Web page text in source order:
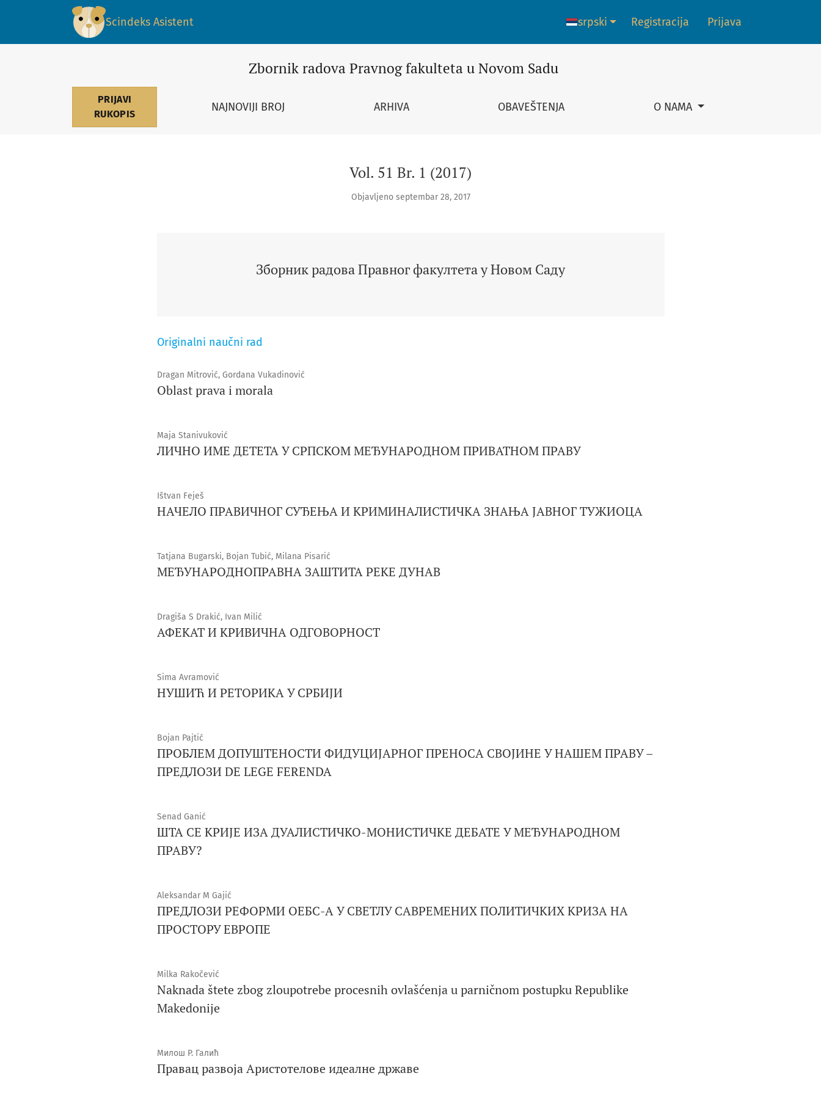
Vol. 51 Br. 1 (2017): Зборник радова Правног факултета у Новом Саду
Scindeks Asistent
Zbornik radova Pravnog fakulteta u Novom Sadu
PRIJAVI
RUKOPIS
NAJNOVIJI BROJ ARHIVA OBAVEŠTENJA O NAMA
Promena jezika. Trenutni jezik je:
srpski Registracija Prijava
Vol. 51 Br. 1 (2017)
Objavljeno septembar 28, 2017
Зборник радова Правног факултета у Новом Саду
Originalni naučni rad
Dragan Mitrović, Gordana Vukadinović
Oblast prava i morala
Maja Stanivuković
ЛИЧНО ИМЕ ДЕТЕТА У СРПСКОМ МЕЂУНАРОДНОМ ПРИВАТНОМ ПРАВУ
Ištvan Feješ
НАЧЕЛО ПРАВИЧНОГ СУЂЕЊА И КРИМИНАЛИСТИЧКА ЗНАЊА ЈАВНОГ ТУЖИОЦА
Tatjana Bugarski, Bojan Tubić, Milana Pisarić
МЕЂУНАРОДНОПРАВНА ЗАШТИТА РЕКЕ ДУНАВ
Dragiša S Drakić, Ivan Milić
АФЕКАТ И КРИВИЧНА ОДГОВОРНОСТ
Sima Avramović
НУШИЋ И РЕТОРИКА У СРБИЈИ
Bojan Pajtić
ПРОБЛЕМ ДОПУШТЕНОСТИ ФИДУЦИЈАРНОГ ПРЕНОСА СВОЈИНЕ У НАШЕМ ПРАВУ –
ПРЕДЛОЗИ DE LEGE FERENDA
Senad Ganić
ШТА СЕ КРИЈЕ ИЗА ДУАЛИСТИЧКО-МОНИСТИЧКЕ ДЕБАТЕ У МЕЂУНАРОДНОМ
ПРАВУ?
Aleksandar M Gajić
ПРЕДЛОЗИ РЕФОРМИ ОЕБС-А У СВЕТЛУ САВРЕМЕНИХ ПОЛИТИЧКИХ КРИЗА НА
ПРОСТОРУ ЕВРОПЕ
Milka Rakočević
Naknada štete zbog zloupotrebe procesnih ovlašćenja u parničnom postupku Republike
Makedonije
Милош Р. Галић
Правац развоја Аристотелове идеалне државе